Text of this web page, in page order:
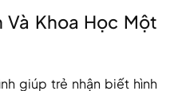
Và Khoa Học Một
giúp trẻ nhận biết hình